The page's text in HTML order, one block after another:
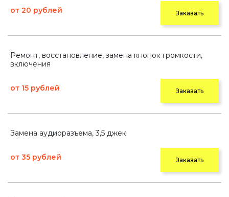
от 20 рублей Заказать
Ремонт, восстановление, замена кнопок громкости,
включения
от 15 рублей Заказать
Замена аудиоразъема, 3,5 джек
от 35 рублей Заказать